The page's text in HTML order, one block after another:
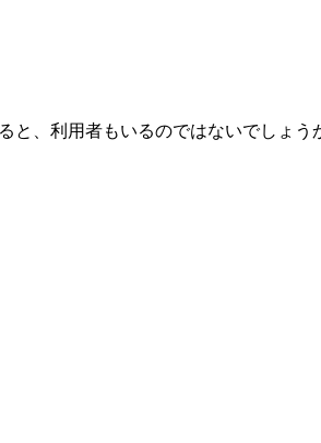
と、利用者もいるのではないでしょう